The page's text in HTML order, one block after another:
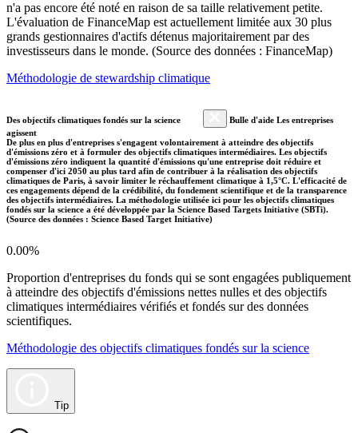
n'a pas encore été noté en raison de sa taille relativement petite.
L'évaluation de FinanceMap est actuellement limitée aux 30 plus
grands gestionnaires d'actifs détenus majoritairement par des
investisseurs dans le monde. (Source des données : FinanceMap)
Méthodologie de stewardship climatique
Des objectifs climatiques fondés sur la science
Bulle d'aide Les entreprises
agissent
De plus en plus d'entreprises s'engagent volontairement à atteindre des objectifs
d'émissions zéro et à formuler des objectifs climatiques intermédiaires. Les objectifs
d'émissions zéro indiquent la quantité d'émissions qu'une entreprise doit réduire et
compenser d'ici 2050 au plus tard afin de contribuer à la réalisation des objectifs
climatiques de Paris, à savoir limiter le réchauffement climatique à 1,5°C. L'efficacité de
ces engagements dépend de la crédibilité, du fondement scientifique et de la transparence
des objectifs intermédiaires. La méthodologie utilisée ici pour les objectifs climatiques
fondés sur la science a été développée par la Science Based Targets Initiative (SBTi).
(Source des données : Science Based Target Initiative)
0.00%
Proportion d'entreprises du fonds qui se sont engagées publiquement
à atteindre des objectifs d'émissions nettes nulles et des objectifs
climatiques intermédiaires vérifiés et fondés sur des données
scientifiques.
Méthodologie des objectifs climatiques fondés sur la science
Tip